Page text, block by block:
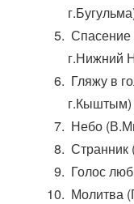
Спасение
г.Нижний
Гляжу в
г.Кыштым)
Небо
Странник
Голос
Молитва